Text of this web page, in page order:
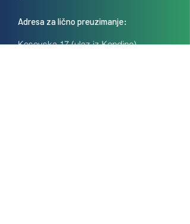
Adresa za lično preuzimanje:
Kosovska 17 (ulaz iz Kondine),